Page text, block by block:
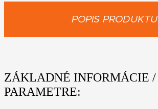
POPIS PRODUKTU
ZÁKLADNÉ INFORMÁCIE /
PARAMETRE: